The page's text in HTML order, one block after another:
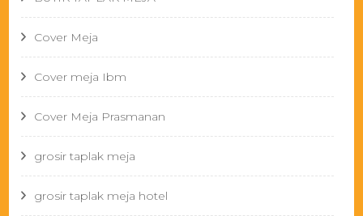
Cover Meja
Cover meja Ibm
Cover Meja Prasmanan
grosir taplak meja
grosir taplak meja hotel